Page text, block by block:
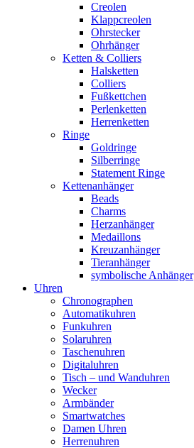
Creolen
Klappcreolen
Ohrstecker
Ohrhänger
Ketten & Colliers
Halsketten
Colliers
Fußkettchen
Perlenketten
Herrenketten
Ringe
Goldringe
Silberringe
Statement Ringe
Kettenanhänger
Beads
Charms
Herzanhänger
Medaillons
Kreuzanhänger
Tieranhänger
symbolische Anhänger
Uhren
Chronographen
Automatikuhren
Funkuhren
Solaruhren
Taschenuhren
Digitaluhren
Tisch – und Wanduhren
Wecker
Armbänder
Smartwatches
Damen Uhren
Herrenuhren